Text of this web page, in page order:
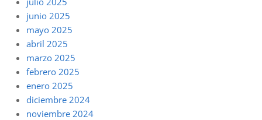
junio 2025
mayo 2025
abril 2025
marzo 2025
febrero 2025
enero 2025
diciembre 2024
noviembre 2024